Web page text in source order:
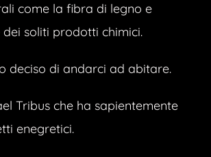
come la fibra di legno e
dei soliti prodotti chimici.
deciso di andarci ad abitare.
Tribus che ha sapientemente
enegretici.